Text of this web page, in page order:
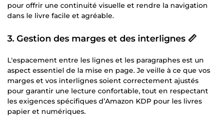
pour offrir une continuité visuelle et rendre la navigation
dans le livre facile et agréable.
3. Gestion des marges et des interlignes 📏
L'espacement entre les lignes et les paragraphes est un
aspect essentiel de la mise en page. Je veille à ce que vos
marges et vos interlignes soient correctement ajustés
pour garantir une lecture confortable, tout en respectant
les exigences spécifiques d’Amazon KDP pour les livres
papier et numériques.